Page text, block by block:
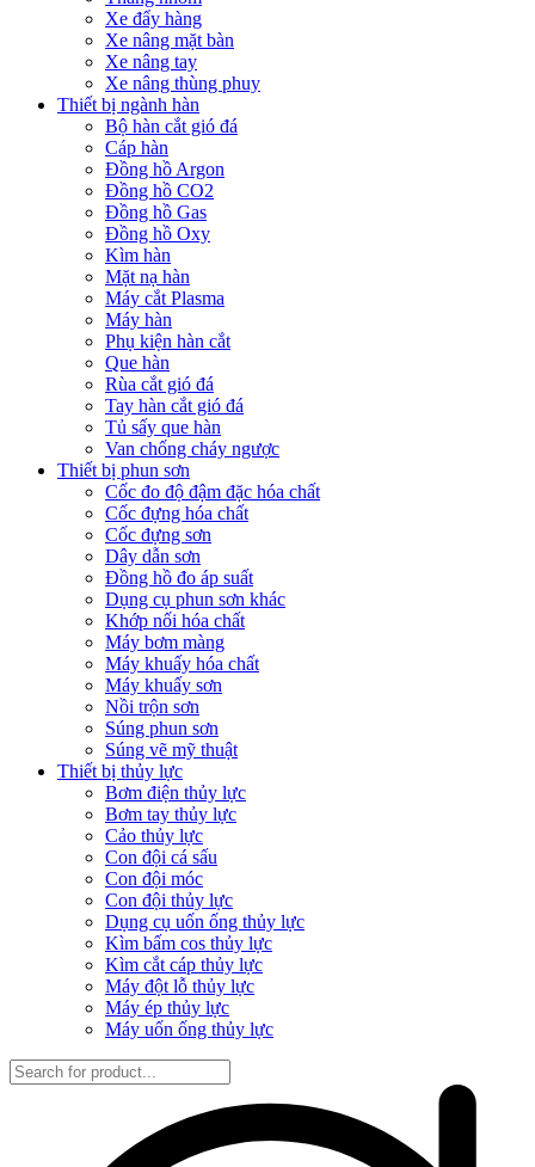
Xe đẩy hàng
Xe nâng mặt bàn
Xe nâng tay
Xe nâng thùng phuy
Thiết bị ngành hàn
Bộ hàn cắt gió đá
Cáp hàn
Đồng hồ Argon
Đồng hồ CO2
Đồng hồ Gas
Đồng hồ Oxy
Kìm hàn
Mặt nạ hàn
Máy cắt Plasma
Máy hàn
Phụ kiện hàn cắt
Que hàn
Rùa cắt gió đá
Tay hàn cắt gió đá
Tủ sấy que hàn
Van chống cháy ngược
Thiết bị phun sơn
Cốc đo độ đậm đặc hóa chất
Cốc đựng hóa chất
Cốc đựng sơn
Dây dẫn sơn
Đồng hồ đo áp suất
Dụng cụ phun sơn khác
Khớp nối hóa chất
Máy bơm màng
Máy khuấy hóa chất
Máy khuấy sơn
Nồi trộn sơn
Súng phun sơn
Súng vẽ mỹ thuật
Thiết bị thủy lực
Bơm điện thủy lực
Bơm tay thủy lực
Cảo thủy lực
Con đội cá sấu
Con đội móc
Con đội thủy lực
Dụng cụ uốn ống thủy lực
Kìm bấm cos thủy lực
Kìm cắt cáp thủy lực
Máy đột lỗ thủy lực
Máy ép thủy lực
Máy uốn ống thủy lực